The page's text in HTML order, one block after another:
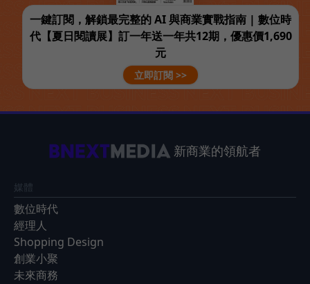
一鍵訂閱，解鎖最完整的 AI 與商業實戰指南 | 數位時
代【夏日閱讀展】訂一年送一年共12期，優惠價1,690
元
立即訂閱 >>
新商業的領航者
媒體
數位時代
經理人
Shopping Design
創業小聚
未來商務